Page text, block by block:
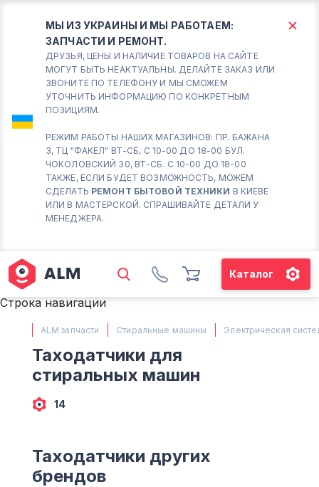
МЫ ИЗ УКРАИНЫ И МЫ РАБОТАЕМ:
ЗАПЧАСТИ И РЕМОНТ.
ДРУЗЬЯ, ЦЕНЫ И НАЛИЧИЕ ТОВАРОВ НА САЙТЕ
МОГУТ БЫТЬ НЕАКТУАЛЬНЫ. ДЕЛАЙТЕ ЗАКАЗ ИЛИ
ЗВОНИТЕ ПО ТЕЛЕФОНУ И МЫ СМОЖЕМ
УТОЧНИТЬ ИНФОРМАЦИЮ ПО КОНКРЕТНЫМ
ПОЗИЦИЯМ.
РЕЖИМ РАБОТЫ НАШИХ МАГАЗИНОВ: ПР. БАЖАНА
3, ТЦ "ФАКЕЛ" ВТ-СБ, С 10-00 ДО 18-00 БУЛ.
ЧОКОЛОВСКИЙ 30, ВТ-СБ. С 10-00 ДО 18-00
ТАКЖЕ, ЕСЛИ БУДЕТ ВОЗМОЖНОСТЬ, МОЖЕМ
СДЕЛАТЬ РЕМОНТ БЫТОВОЙ ТЕХНИКИ В КИЕВЕ
ИЛИ В МАСТЕРСКОЙ. СПРАШИВАЙТЕ ДЕТАЛИ У
МЕНЕДЖЕРА.
Каталог
КИЕВ БОРИСПОЛЬ
Вт.- Сб.
10:00 - 18:00
Соломенский район - ВТ-
СБ. с 10-00 до 18-00
(098) 672 76 42
(063) 722 37 14
М. ХАРЬКОВСКАЯ - ВТ-СБ, С
(067) 385 27 70
(063) 527 27 00
(044) 332 76 42
КАРТА
Строка навигации
ALM запчасти Стиральные машины Электрическая
Таходатчики для
стиральных машин
14
Таходатчики других
брендов